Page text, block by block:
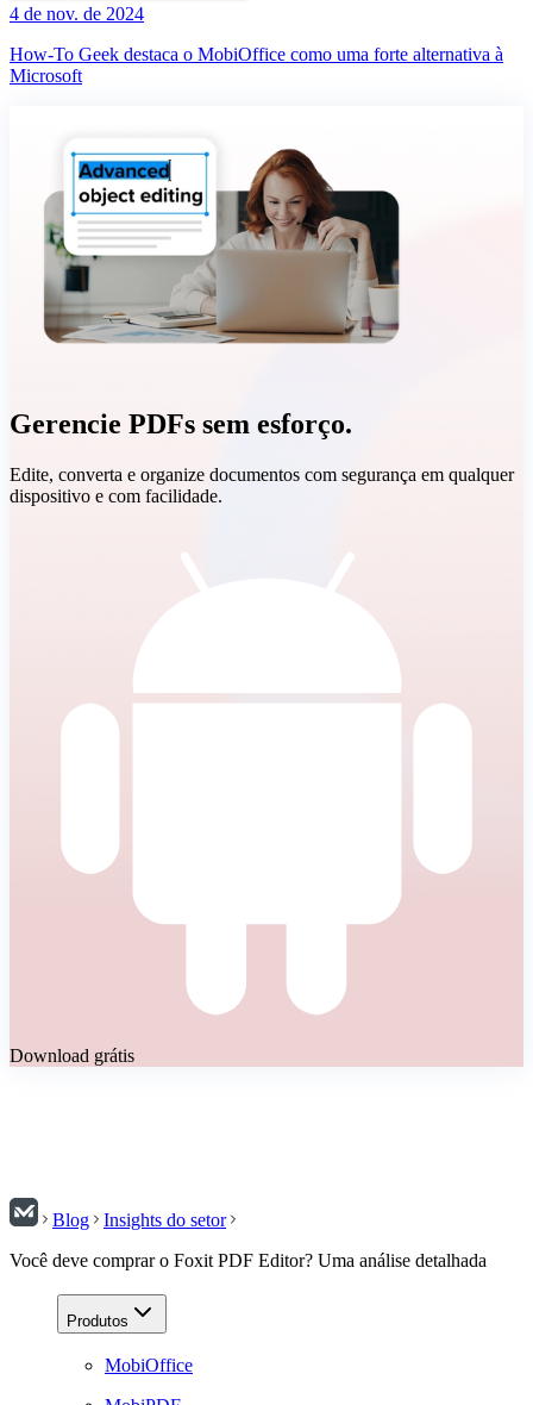
4 de nov. de 2024
How-To Geek destaca o MobiOffice como uma forte alternativa à
Microsoft
Gerencie PDFs sem esforço.
Edite, converta e organize documentos com segurança em qualquer
dispositivo e com facilidade.
Download grátis
Blog
Insights do setor
Você deve comprar o Foxit PDF Editor? Uma análise detalhada
Produtos
MobiOffice